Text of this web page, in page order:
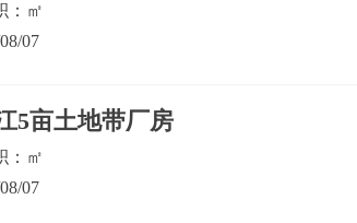
：㎡
07
5亩土地带厂房
：㎡
07